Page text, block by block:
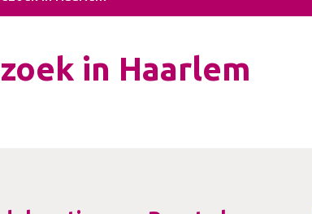
in Haarlem